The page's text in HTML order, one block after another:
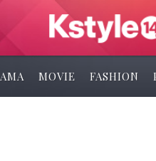
MOVIE FASHION